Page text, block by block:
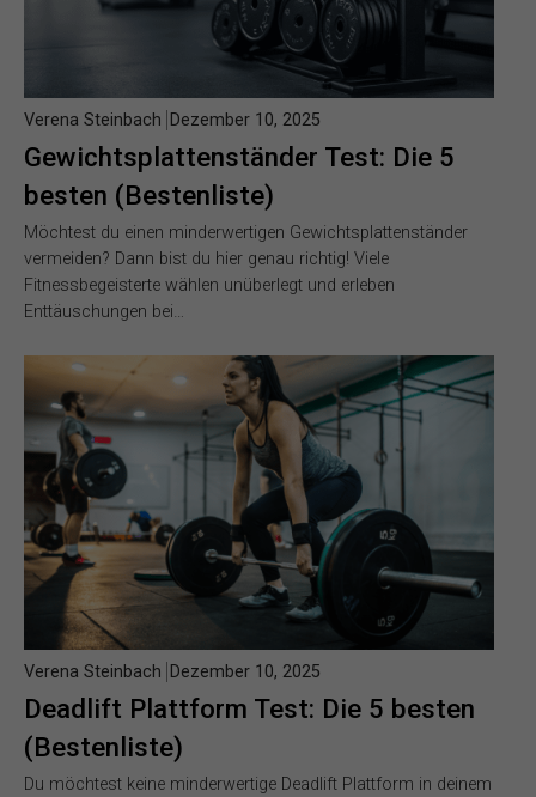
Gewichtsplattenständer Test: Die 5
besten (Bestenliste)
Verena Steinbach Dezember 10, 2025
Möchtest du einen minderwertigen Gewichtsplattenständer
vermeiden? Dann bist du hier genau richtig! Viele
Fitnessbegeisterte wählen unüberlegt und erleben
Enttäuschungen bei…
Deadlift Plattform Test: Die 5 besten
(Bestenliste)
Verena Steinbach Dezember 10, 2025
Du möchtest keine minderwertige Deadlift Plattform in deinem